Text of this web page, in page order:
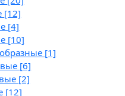
[12]
[4]
[10]
[1]
[6]
[2]
[12]